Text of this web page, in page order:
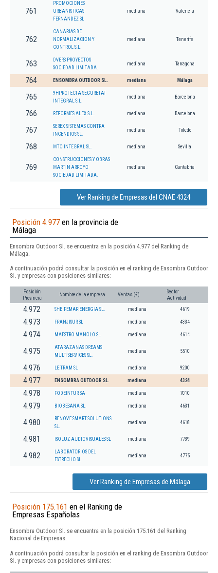
761
PROMOCIONES
URBANISTICAS
FERNANDEZ SL
mediana Valencia
762
CANARIAS DE
NORMALIZACION Y
CONTROL S.L.
mediana Tenerife
763
DVERS PROYECTOS
SOCIEDAD LIMITADA.
mediana Tarragona
764 ENSOMBRA OUTDOOR SL. mediana Málaga
765
9HPROTECTA SEGURETAT
INTEGRAL S.L.
mediana Barcelona
766 REFORMES ALEX S.L. mediana Barcelona
767
SEREX SISTEMAS CONTRA
INCENDIOS SL.
mediana Toledo
768 MTO INTEGRAL SL. mediana Sevilla
769
CONSTRUCCIONES Y OBRAS
MARTIN ARROYO
SOCIEDAD LIMITADA.
mediana Cantabria
Ver Ranking de Empresas del CNAE 4324
Posición 4.977 en la provincia de
Málaga
Ensombra Outdoor Sl. se encuentra en la posición 4.977 del Ranking de
Málaga.
A continuación podrá consultar la posición en el ranking de Ensombra Outdoor
Sl. y empresas con posiciones similares:
Posición
Provincia
Nombre de la empresa Ventas (€)
Sector
Actividad
4.972 SHEIFEMAR ENERGIA SL. mediana 4619
4.973 FRANJISUR SL mediana 4334
4.974 MAESTRO MANOLO SL mediana 4614
4.975
ATARAZANAS DREAMS
MULTISERVICES SL.
mediana 5510
4.976 LE TRAM SL mediana 9200
4.977 ENSOMBRA OUTDOOR SL. mediana 4324
4.978 FODEINTUR SA mediana 7010
4.979 BIOBESANA SL. mediana 4631
4.980
RENOVE SMART SOLUTIONS
SL.
mediana 4618
4.981 ISOLUZ AUDIOVISUALES SL mediana 7739
4.982
LABORATORIOS DEL
ESTRECHO SL
mediana 4775
Ver Ranking de Empresas de Málaga
Posición 175.161 en el Ranking de
Empresas Españolas
Ensombra Outdoor Sl. se encuentra en la posición 175.161 del Ranking
Nacional de Empresas.
A continuación podrá consultar la posición en el ranking de Ensombra Outdoor
Sl. y empresas con posiciones similares: